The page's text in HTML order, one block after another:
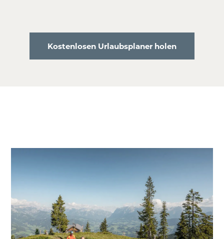
Kostenlosen Urlaubsplaner holen